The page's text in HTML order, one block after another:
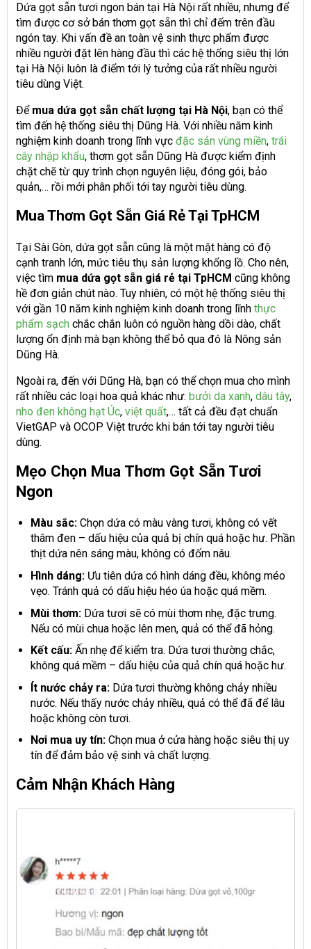
Dứa gọt sẵn tươi ngon bán tại Hà Nội rất nhiều, nhưng để
tìm được cơ sở bán thơm gọt sẵn thì chỉ đếm trên đầu
ngón tay. Khi vấn đề an toàn vệ sinh thực phẩm được
nhiều người đặt lên hàng đầu thì các hệ thống siêu thị lớn
tại Hà Nội luôn là điểm tới lý tưởng của rất nhiều người
tiêu dùng Việt.
Để mua dứa gọt sẵn chất lượng tại Hà Nội, bạn có thể
tìm đến hệ thống siêu thị Dũng Hà. Với nhiều năm kinh
nghiệm kinh doanh trong lĩnh vực đặc sản vùng miền, trái
cây nhập khẩu, thơm gọt sẵn Dũng Hà được kiểm định
chặt chẽ từ quy trình chọn nguyên liệu, đóng gói, bảo
quản,… rồi mới phân phối tới tay người tiêu dùng.
Mua Thơm Gọt Sẵn Giá Rẻ Tại TpHCM
Tại Sài Gòn, dứa gọt sẵn cũng là một mặt hàng có độ
cạnh tranh lớn, mức tiêu thụ sản lượng khổng lồ. Cho nên,
việc tìm mua dứa gọt sẵn giá rẻ tại TpHCM cũng không
hề đơn giản chút nào. Tuy nhiên, có một hệ thống siêu thị
với gần 10 năm kinh nghiệm kinh doanh trong lĩnh thực
phẩm sạch chắc chắn luôn có nguồn hàng dồi dào, chất
lượng ổn định mà bạn không thể bỏ qua đó là Nông sản
Dũng Hà.
Ngoài ra, đến với Dũng Hà, bạn có thể chọn mua cho mình
rất nhiều các loại hoa quả khác như: bưởi da xanh, dâu tây,
nho đen không hạt Úc, việt quất,… tất cả đều đạt chuẩn
VietGAP và OCOP Việt trước khi bán tới tay người tiêu
dùng.
Mẹo Chọn Mua Thơm Gọt Sẵn Tươi
Ngon
Màu sắc:Chọn dứa có màu vàng tươi, không có vết
thâm đen – dấu hiệu của quả bị chín quá hoặc hư. Phần
thịt dứa nên sáng màu, không có đốm nâu.
Hình dáng:Ưu tiên dứa có hình dáng đều, không méo
vẹo. Tránh quả có dấu hiệu héo úa hoặc quá mềm.
Mùi thơm:Dứa tươi sẽ có mùi thơm nhẹ, đặc trưng.
Nếu có mùi chua hoặc lên men, quả có thể đã hỏng.
Kết cấu:Ấn nhẹ để kiểm tra. Dứa tươi thường chắc,
không quá mềm – dấu hiệu của quả chín quá hoặc hư.
Ít nước chảy ra:Dứa tươi thường không chảy nhiều
nước. Nếu thấy nước chảy nhiều, quả có thể đã để lâu
hoặc không còn tươi.
Nơi mua uy tín:Chọn mua ở cửa hàng hoặc siêu thị uy
tín để đảm bảo vệ sinh và chất lượng.
Cảm Nhận Khách Hàng